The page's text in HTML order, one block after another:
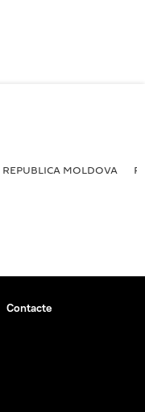
REPUBLICA MOLDOVA
Contacte